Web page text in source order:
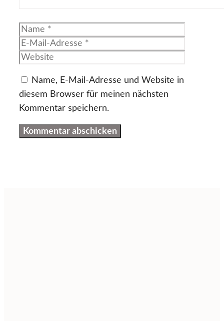
Name
Name, E-Mail-Adresse und Website in
diesem Browser für meinen nächsten
Kommentar speichern.